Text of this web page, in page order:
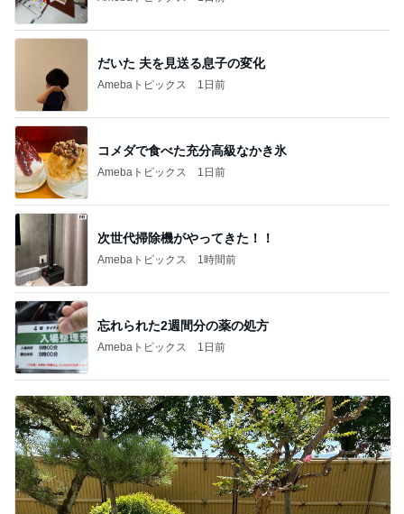
だいた 夫を見送る息子の変化
Amebaトピックス 1日前
コメダで食べた充分高級なかき氷
Amebaトピックス 1日前
次世代掃除機がやってきた！！
Amebaトピックス 1時間前
忘れられた2週間分の薬の処方
Amebaトピックス 1日前